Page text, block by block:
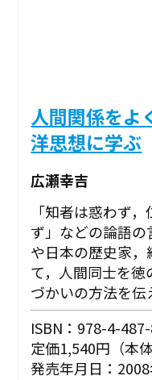
人間関係をよ
洋思想に学ぶ
広瀬幸吉
「知者は惑わず
ず」などの論語
や日本の歴史家
て，人間同士を
づかいの方法を伝
ISBN：978-4-
定価1,540円（本
発売年月日：